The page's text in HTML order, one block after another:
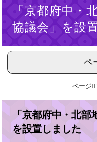
「京都府中・
協議会」を設
ペ
ページ
「京都府中・北部
を設置しました